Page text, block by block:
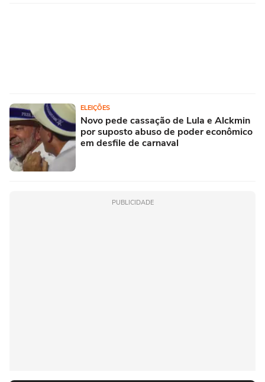
ELEIÇÕES
Novo pede cassação de Lula e Alckmin
por suposto abuso de poder econômico
em desfile de carnaval
PUBLICIDADE